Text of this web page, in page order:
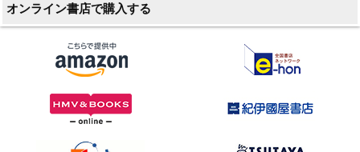
オンライン書店で購入する